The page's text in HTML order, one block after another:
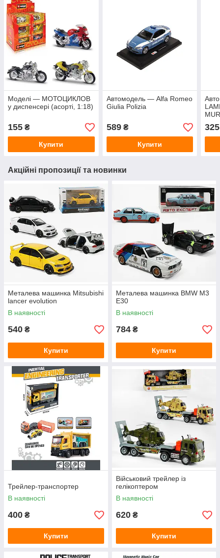
Моделі — МОТОЦИКЛОВ
у диспенсері (асорті, 1:18)
155 ₴
Купити
Автомодель — Alfa Romeo
Giulia Polizia
589₴
Купити
325
Акційні пропозиції та новинки
Металева машинка Mitsubishi
lancer evolution
В наявності
540 ₴
Купити
Металева машинка BMW M3
E30
В наявності
784 ₴
Купити
Трейлер-транспортер
В наявності
400 ₴
Купити
Військовий трейлер із
гелікоптером
В наявності
620 ₴
Купити